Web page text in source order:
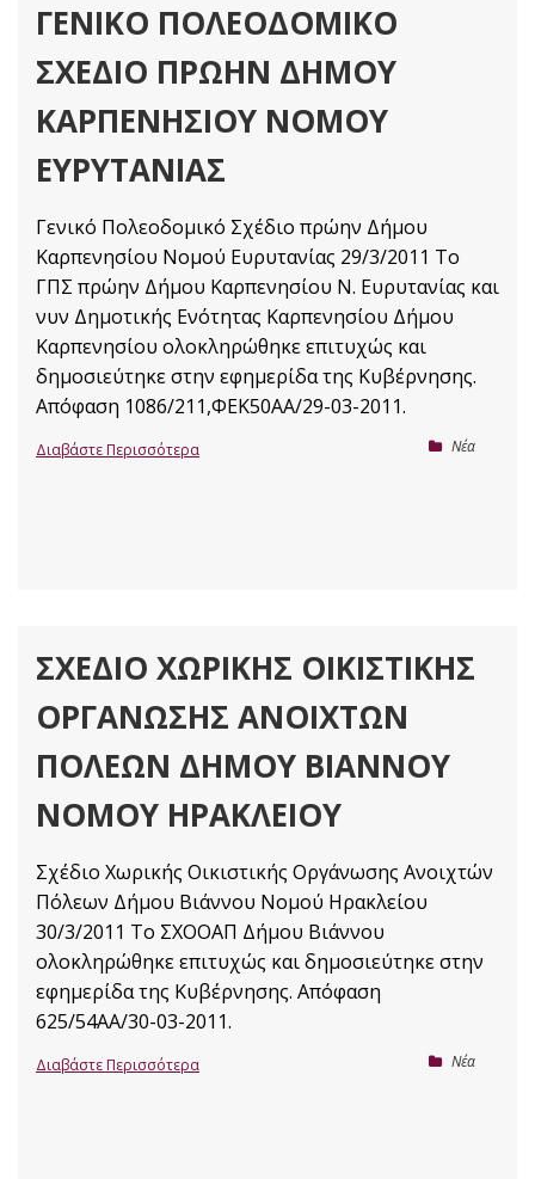
ΓΕΝΙΚΌ ΠΟΛΕΟΔΟΜΙΚΌ
ΣΧΈΔΙΟ ΠΡΏΗΝ ΔΉΜΟΥ
ΚΑΡΠΕΝΗΣΊΟΥ ΝΟΜΟΎ
ΕΥΡΥΤΑΝΊΑΣ
Γενικό Πολεοδομικό Σχέδιο πρώην Δήμου
Καρπενησίου Νομού Ευρυτανίας 29/3/2011 Το
ΓΠΣ πρώην Δήμου Καρπενησίου Ν. Ευρυτανίας και
νυν Δημοτικής Ενότητας Καρπενησίου Δήμου
Καρπενησίου ολοκληρώθηκε επιτυχώς και
δημοσιεύτηκε στην εφημερίδα της Κυβέρνησης.
Απόφαση 1086/211,ΦΕΚ50AΑ/29-03-2011.
Nέα
Διαβάστε Περισσότερα
ΣΧΈΔΙΟ ΧΩΡΙΚΉΣ ΟΙΚΙΣΤΙΚΉΣ
ΟΡΓΆΝΩΣΗΣ ΑΝΟΙΧΤΏΝ
ΠΌΛΕΩΝ ΔΉΜΟΥ ΒΙΆΝΝΟΥ
ΝΟΜΟΎ ΗΡΑΚΛΕΊΟΥ
Σχέδιο Χωρικής Οικιστικής Οργάνωσης Ανοιχτών
Πόλεων Δήμου Βιάννου Νομού Ηρακλείου
30/3/2011 Το ΣΧΟΟΑΠ Δήμου Βιάννου
ολοκληρώθηκε επιτυχώς και δημοσιεύτηκε στην
εφημερίδα της Κυβέρνησης. Απόφαση
625/54ΑΑ/30-03-2011.
Nέα
Διαβάστε Περισσότερα